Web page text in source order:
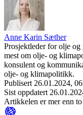
Anne Karin Sæther
Prosjektleder for olje
mest om olje- og
konsulent og
olje- og klimapolitikk.
Publisert 26.01.2024,
Sist oppdatert
Artikkelen er mer enn